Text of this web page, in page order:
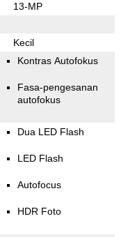
13-MP
Kecil
Kontras Autofokus
Fasa-pengesanan
autofokus
Dua LED Flash
LED Flash
Autofocus
HDR Foto